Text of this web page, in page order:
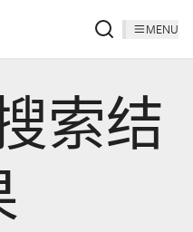
MENU
索结